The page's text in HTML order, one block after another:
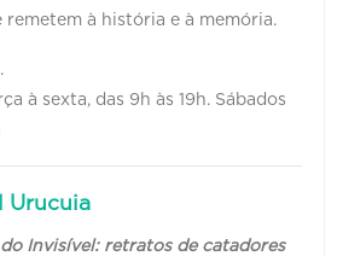
remetem à história e à memória.
à sexta, das 9h às 19h. Sábados
Urucuia
do Invisível: retratos de catadores